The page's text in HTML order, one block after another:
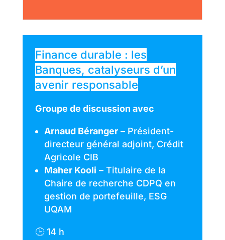
Finance durable : les
Banques, catalyseurs d’un
avenir responsable
Groupe de discussion avec
Arnaud Béranger– Président-
directeur général adjoint, Crédit
Agricole CIB
Maher Kooli – Titulaire de la
Chaire de recherche CDPQ en
gestion de portefeuille, ESG
UQAM
🕒 14 h